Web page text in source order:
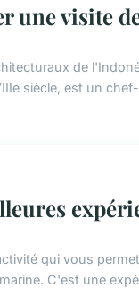
une visite
de
siècle, est un
qui vous
C'est une